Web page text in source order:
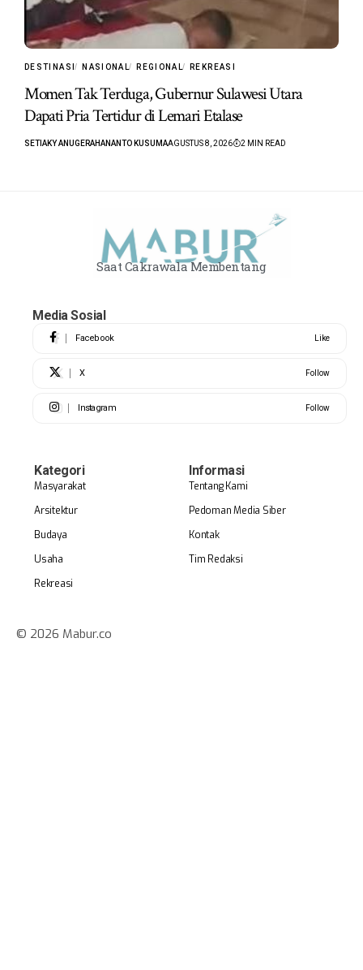
DESTINASI NASIONAL REGIONAL REKREASI
Momen Tak Terduga, Gubernur Sulawesi Utara
Dapati Pria Tertidur di Lemari Etalase
SETIAKY ANUGERAHANANTO KUSUMAAGUSTUS 8, 2026 2 MIN READ
Saat Cakrawala Membentang
Media Sosial
Facebook Like
X Follow
Instagram Follow
Kategori
Masyarakat
Arsitektur
Budaya
Usaha
Rekreasi
Informasi
Tentang Kami
Pedoman Media Siber
Kontak
Tim Redaksi
© 2026 Mabur.co